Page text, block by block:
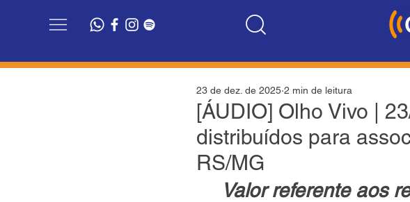
[ÁUDIO] Olho Vivo |
distribuídos para
RS/MG
23 de dez. de 2025 2 min de leitura
Valor referente aos